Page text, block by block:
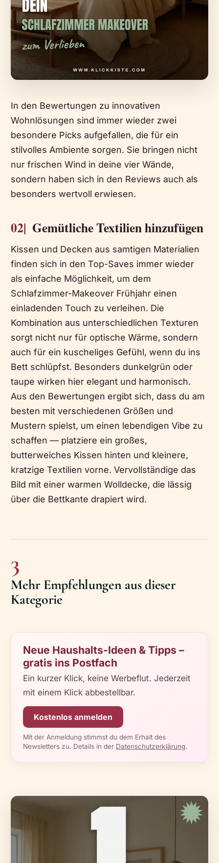
In den Bewertungen zu innovativen
Wohnlösungen sind immer wieder zwei
besondere Picks aufgefallen, die für ein
stilvolles Ambiente sorgen. Sie bringen nicht
nur frischen Wind in deine vier Wände,
sondern haben sich in den Reviews auch als
besonders wertvoll erwiesen.
02| Gemütliche Textilien hinzufügen
Kissen und Decken aus samtigen Materialien
finden sich in den Top-Saves immer wieder
als einfache Möglichkeit, um dem
Schlafzimmer-Makeover Frühjahr einen
einladenden Touch zu verleihen. Die
Kombination aus unterschiedlichen Texturen
sorgt nicht nur für optische Wärme, sondern
auch für ein kuscheliges Gefühl, wenn du ins
Bett schlüpfst. Besonders dunkelgrün oder
taupe wirken hier elegant und harmonisch.
Aus den Bewertungen ergibt sich, dass du am
besten mit verschiedenen Größen und
Mustern spielst, um einen lebendigen Vibe zu
schaffen — platziere ein großes,
butterweiches Kissen hinten und kleinere,
kratzige Textilien vorne. Vervollständige das
Bild mit einer warmen Wolldecke, die lässig
über die Bettkante drapiert wird.
3
Mehr Empfehlungen aus dieser
Kategorie
Neue Haushalts-Ideen & Tipps –
gratis ins Postfach
Ein kurzer Klick, keine Werbeflut. Jederzeit
mit einem Klick abbestellbar.
Kostenlos anmelden
Mit der Anmeldung stimmst du dem Erhalt des
Newsletters zu. Details in der Datenschutzerklärung.